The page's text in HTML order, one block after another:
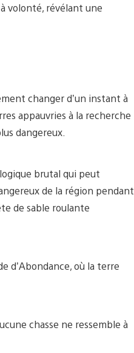
volonté, révélant une
changer d’un instant à
appauvries à la recherche
dangereux.
brutal qui peut
de la région pendant
de sable roulante
d’Abondance, où la terre
chasse ne ressemble à